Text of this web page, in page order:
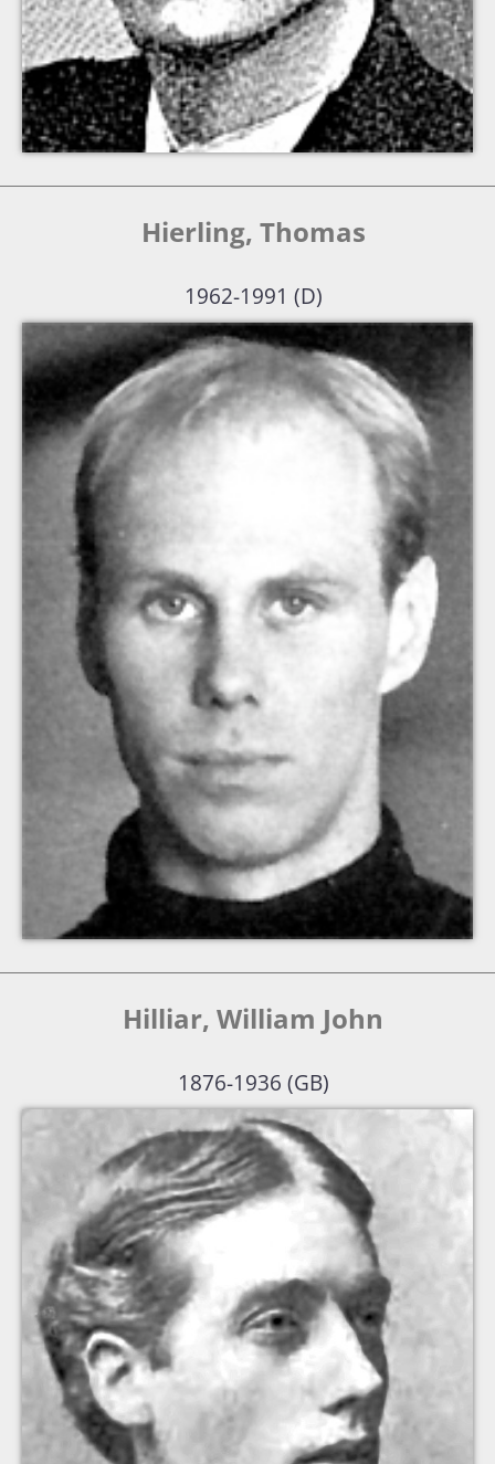
Erfinder von ..
Hierling, Thomas
1962-1991 (D)
Hilliar, William John
1876-1936 (GB)